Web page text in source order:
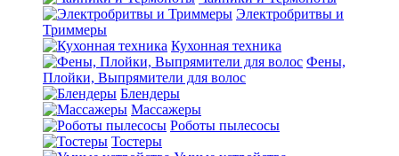
Электробритвы и
Триммеры
Кухонная техника
Фены,
Плойки, Выпрямители для волос
Блендеры
Массажеры
Роботы пылесосы
Тостеры